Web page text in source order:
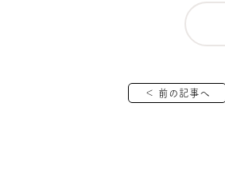
＜ 前の記事へ